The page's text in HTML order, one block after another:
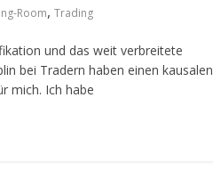
Room, Trading
und das weit verbreitete
bei Tradern haben einen kausalen
mich. Ich habe